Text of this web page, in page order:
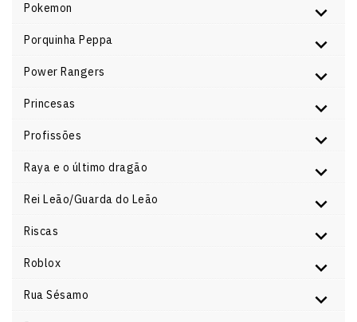
Pokemon
Porquinha Peppa
Power Rangers
Princesas
Profissões
Raya e o último dragão
Rei Leão/Guarda do Leão
Riscas
Roblox
Rua Sésamo